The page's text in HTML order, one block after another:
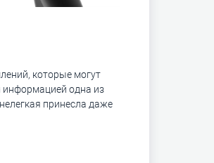
которые могут
информацией одна из
принесла даже